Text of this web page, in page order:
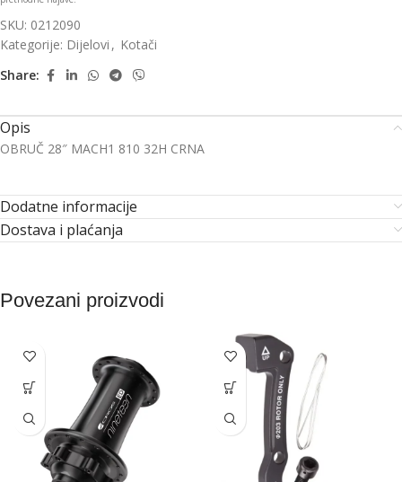
SKU: 0212090
Kategorije: Dijelovi , Kotači
Share:
Opis
OBRUČ 28″ MACH1 810 32H CRNA
Dodatne informacije
Dostava i plaćanja
Povezani proizvodi